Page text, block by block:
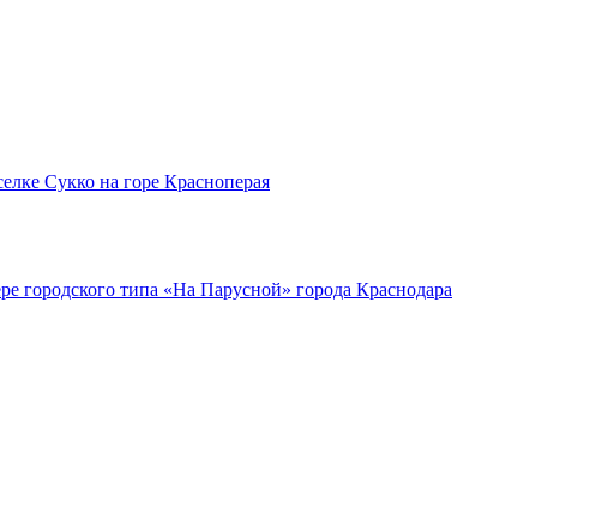
Сукко на горе Красноперая
типа «На Парусной» города Краснодара